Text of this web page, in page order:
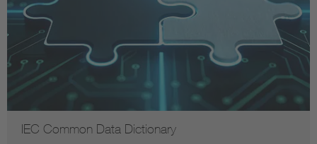
IEC Common Data Dictionary